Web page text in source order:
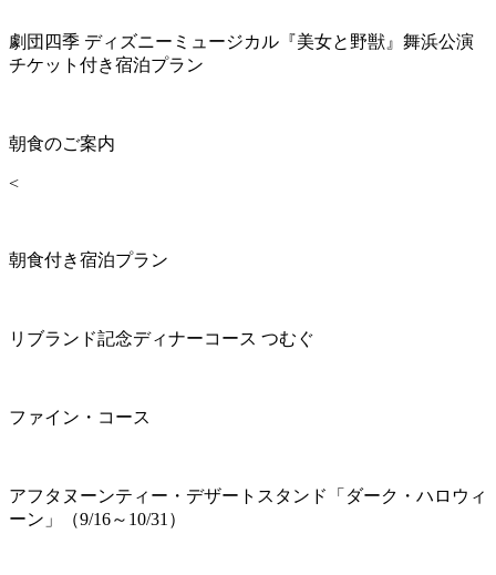
劇団四季 ディズニーミュージカル『美女と野獣』舞浜公演
チケット付き宿泊プラン
朝食のご案内
<
朝食付き宿泊プラン
リブランド記念ディナーコース つむぐ
ファイン・コース
アフタヌーンティー・デザートスタンド「ダーク・ハロウィ
ーン」（9/16～10/31）